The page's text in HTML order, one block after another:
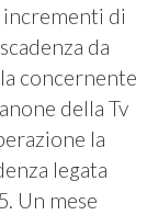
di
da
concernente
della Tv
la
legata
Un mese